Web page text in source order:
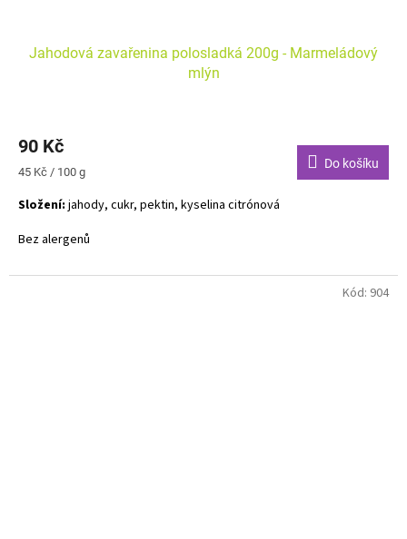
Jahodová zavařenina polosladká 200g - Marmeládový
mlýn
90 Kč
Měrná
45 Kč / 100 g
Do košíku
Složení: jahody, cukr, pektin, kyselina citrónová
Bez alergenů
Kód: 904